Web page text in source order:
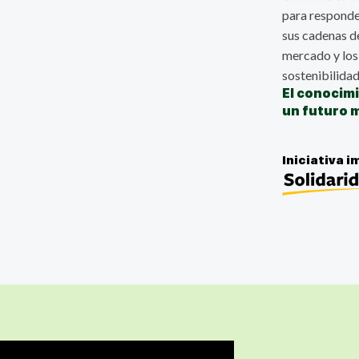
para
sus cadenas
mercado y
El
un futuro
Iniciativa